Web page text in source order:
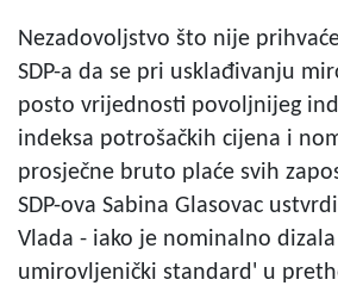
Nezadovoljstvo što nije
SDP-a da se pri usklađivanju
posto vrijednosti povoljnijeg
indeksa potrošačkih cijena i
prosječne bruto plaće svih
SDP-ova Sabina Glasovac
Vlada - iako je nominalno
umirovljenički standard' u